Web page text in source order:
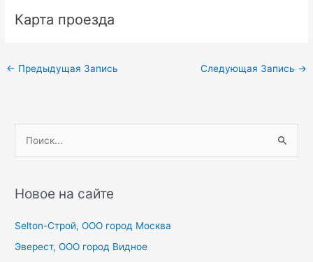
Карта проезда
Навигация
← Предыдущая Запись Следующая Запись →
с
:
Новое на сайте
Selton-Строй, OOO город Москва
Эверест, ООО город Видное